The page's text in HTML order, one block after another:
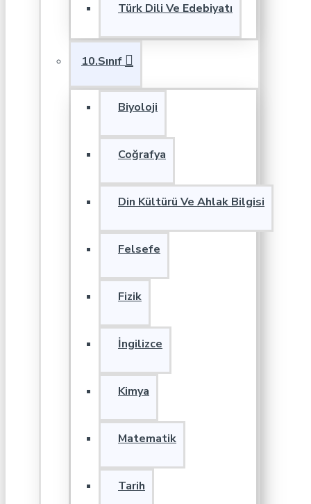
Türk Dili Ve Edebiyatı
10.Sınıf
Biyoloji
Coğrafya
Din Kültürü Ve Ahlak Bilgisi
Felsefe
Fizik
İngilizce
Kimya
Matematik
Tarih